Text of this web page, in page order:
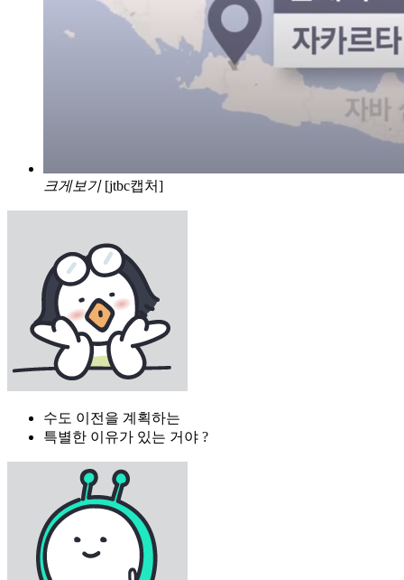
크게보기 [jtbc캡처]
수도 이전을 계획하는
특별한 이유가 있는 거야 ?